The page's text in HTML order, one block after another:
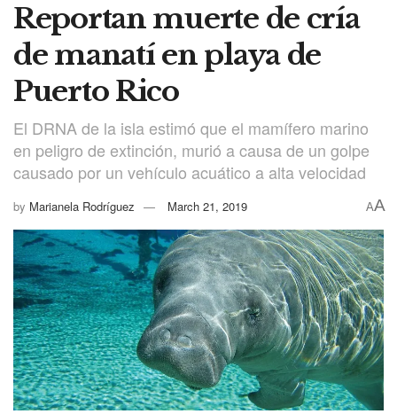
Reportan muerte de cría
de manatí en playa de
Puerto Rico
El DRNA de la isla estimó que el mamífero marino
en peligro de extinción, murió a causa de un golpe
causado por un vehículo acuático a alta velocidad
by Marianela Rodríguez March 21, 2019 AA